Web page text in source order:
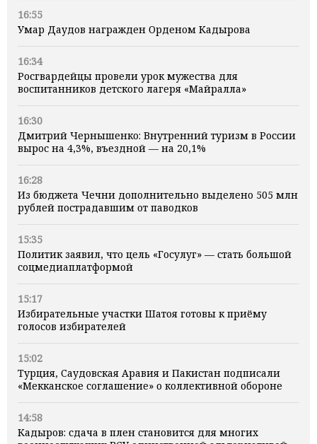
16:55
Умар Даудов награжден Орденом Кадырова
16:34
Росгвардейцы провели урок мужества для
воспитанников детского лагеря «Майралла»
16:30
Дмитрий Чернышенко: Внутренний туризм в России
вырос на 4,3%, въездной — на 20,1%
16:28
Из бюджета Чечни дополнительно выделено 505 млн
рублей пострадавшим от паводков
15:35
Политик заявил, что цель «Госулуг» — стать большой
соцмедиаплатформой
15:17
Избирательные участки Шатоя готовы к приёму
голосов избирателей
15:02
Турция, Саудовская Аравия и Пакистан подписали
«Мекканское соглашение» о коллективной обороне
14:58
Кадыров: сдача в плен становится для многих